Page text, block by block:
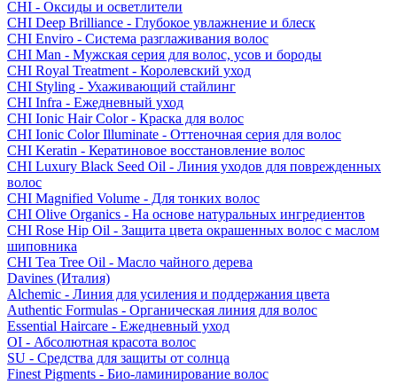
CHI - Оксиды и осветлители
CHI Deep Brilliance - Глубокое увлажнение и блеск
CHI Enviro - Система разглаживания волос
CHI Man - Мужская серия для волос, усов и бороды
CHI Royal Treatment - Королевский уход
CHI Styling - Ухаживающий стайлинг
CHI Infra - Ежедневный уход
CHI Ionic Hair Color - Краска для волос
CHI Ionic Color Illuminate - Оттеночная серия для волос
CHI Keratin - Кератиновое восстановление волос
CHI Luxury Black Seed Oil - Линия уходов для поврежденных
волос
CHI Magnified Volume - Для тонких волос
CHI Olive Organics - На основе натуральных ингредиентов
CHI Rose Hip Oil - Защита цвета окрашенных волос с маслом
шиповника
CHI Tea Tree Oil - Масло чайного дерева
Davines (Италия)
Alchemic - Линия для усиления и поддержания цвета
Authentic Formulas - Органическая линия для волос
Essential Haircare - Eжедневный уход
OI - Абсолютная красота волос
SU - Средства для защиты от солнца
Finest Pigments - Био-ламинирование волос